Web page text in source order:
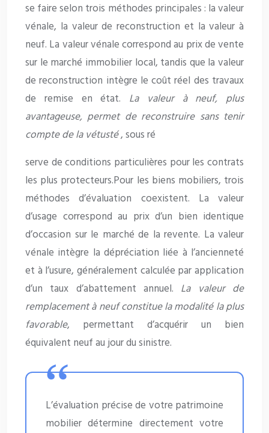
se faire selon trois méthodes principales : la valeur
vénale, la valeur de reconstruction et la valeur à
neuf. La valeur vénale correspond au prix de vente
sur le marché immobilier local, tandis que la valeur
de reconstruction intègre le coût réel des travaux
de remise en état. La valeur à neuf, plus
avantageuse, permet de reconstruire sans tenir
compte de la vétusté, sous ré
serve de conditions particulières pour les contrats
les plus protecteurs.Pour les biens mobiliers, trois
méthodes d’évaluation coexistent. La valeur
d’usage correspond au prix d’un bien identique
d’occasion sur le marché de la revente. La valeur
vénale intègre la dépréciation liée à l’ancienneté
et à l’usure, généralement calculée par application
d’un taux d’abattement annuel. La valeur de
remplacement à neuf constitue la modalité la plus
favorable, permettant d’acquérir un bien
équivalent neuf au jour du sinistre.
L’évaluation précise de votre patrimoine
mobilier détermine directement votre